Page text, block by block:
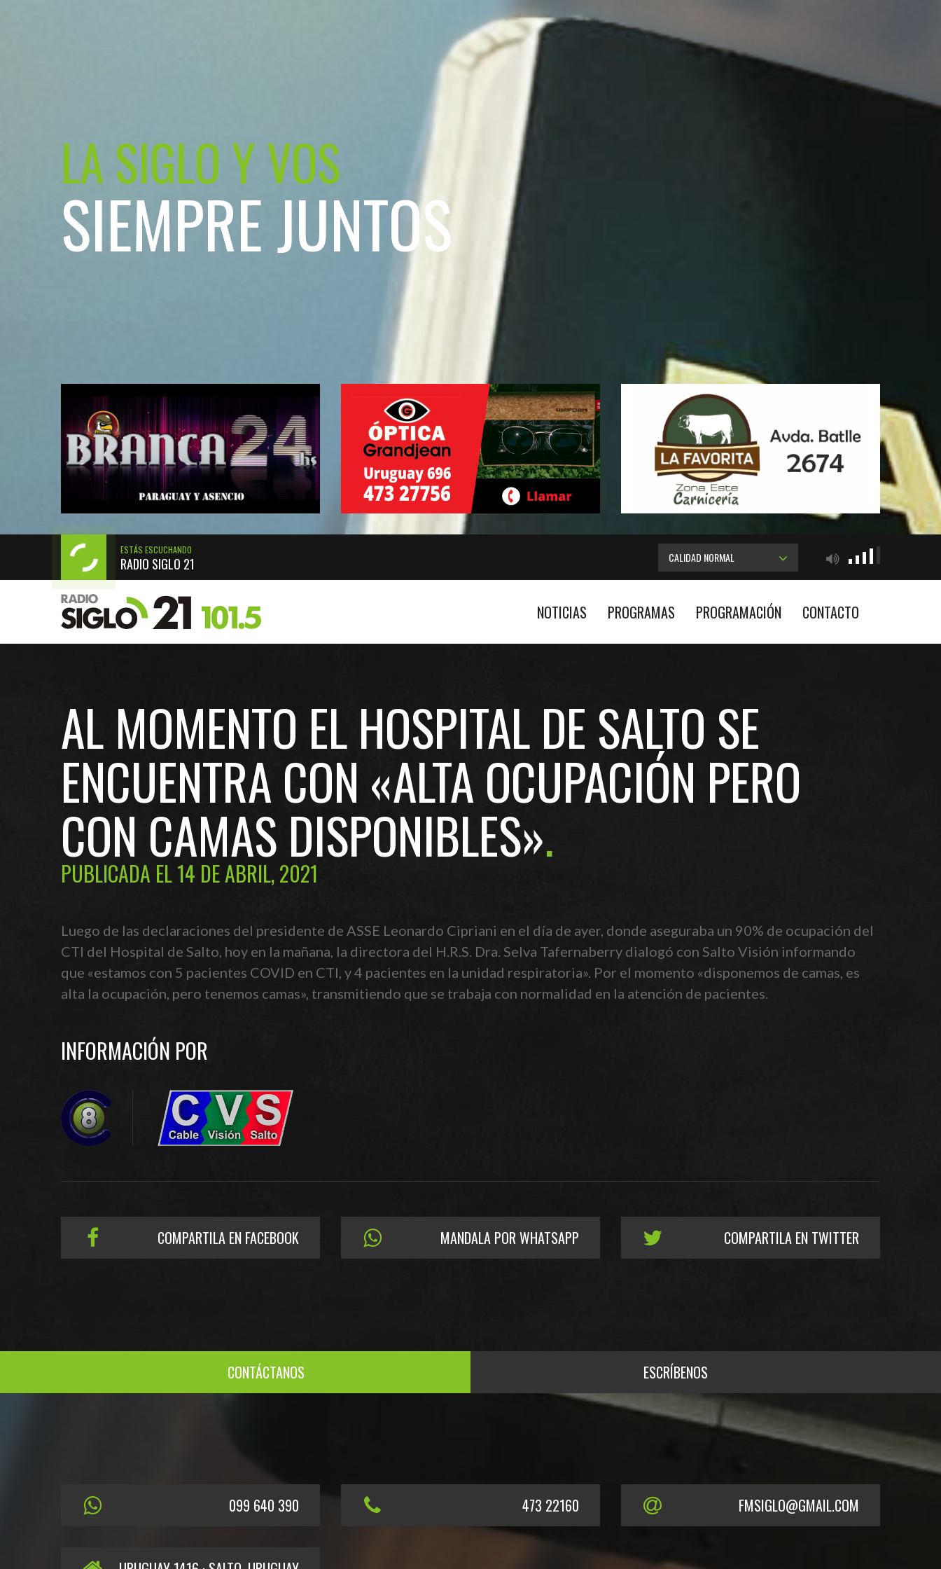
LA SIGLO Y VOS
SIEMPRE JUNTOS
ESTÁS ESCUCHANDO
RADIO SIGLO 21 CALIDAD NORMAL
NOTICIAS PROGRAMAS PROGRAMACIÓN CONTACTO
AL MOMENTO EL HOSPITAL DE SALTO SE
ENCUENTRA CON «ALTA OCUPACIÓN PERO
CON CAMAS DISPONIBLES»
PUBLICADA EL 14 DE ABRIL, 2021
Luego de las declaraciones del presidente de ASSE Leonardo Cipriani en el día de ayer, donde aseguraba un 90% de ocupación del
CTI del Hospital de Salto, hoy en la mañana, la directora del H.R.S. Dra. Selva Tafernaberry dialogó con Salto Visión informando
que «estamos con 5 pacientes COVID en CTI, y 4 pacientes en la unidad respiratoria». Por el momento «disponemos de camas, es
alta la ocupación, pero tenemos camas», transmitiendo que se trabaja con normalidad en la atención de pacientes.
INFORMACIÓN POR
COMPARTILA EN FACEBOOK MANDALA POR WHATSAPP COMPARTILA EN TWITTER
CONTÁCTANOS ESCRÍBENOS
099 640 390 473 22160 FMSIGLO@GMAIL.COM